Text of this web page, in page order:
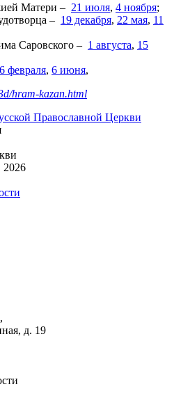
Матери – 21 июля, 4 ноября;
– 19 декабря, 22 мая, 11
Саровского – 1 августа, 15
6 февраля, 6 июня,
hram-kazan.html
2026
д. 19